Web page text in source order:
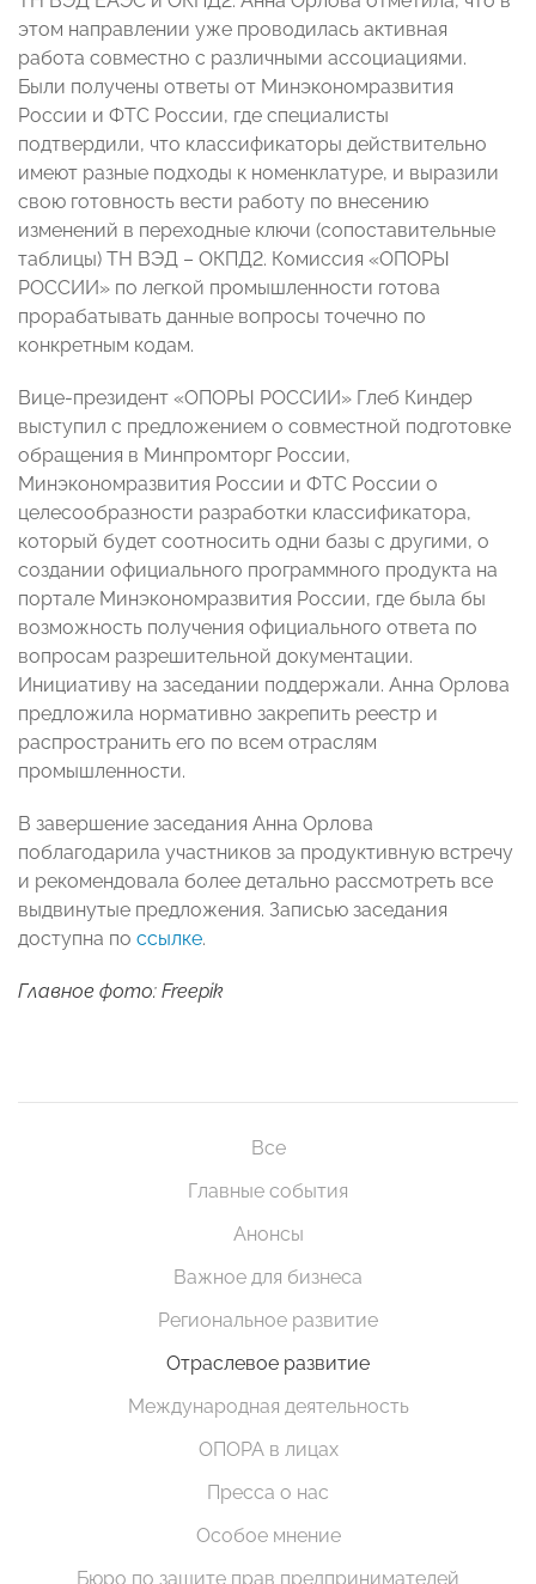
этом направлении уже проводилась активная
работа совместно с различными ассоциациями.
Были получены ответы от Минэкономразвития
России и ФТС России, где специалисты
подтвердили, что классификаторы действительно
имеют разные подходы к номенклатуре, и выразили
свою готовность вести работу по внесению
изменений в переходные ключи (сопоставительные
таблицы) ТН ВЭД – ОКПД2. Комиссия «ОПОРЫ
РОССИИ» по легкой промышленности готова
прорабатывать данные вопросы точечно по
конкретным кодам.
Вице-президент «ОПОРЫ РОССИИ» Глеб Киндер
выступил с предложением о совместной подготовке
обращения в Минпромторг России,
Минэкономразвития России и ФТС России о
целесообразности разработки классификатора,
который будет соотносить одни базы с другими, о
создании официального программного продукта на
портале Минэкономразвития России, где была бы
возможность получения официального ответа по
вопросам разрешительной документации.
Инициативу на заседании поддержали. Анна Орлова
предложила нормативно закрепить реестр и
распространить его по всем отраслям
промышленности.
В завершение заседания Анна Орлова
поблагодарила участников за продуктивную встречу
и рекомендовала более детально рассмотреть все
выдвинутые предложения. Записью заседания
доступна по ссылке.
Главное фото: Freepik
Все
Главные события
Анонсы
Важное для бизнеса
Региональное развитие
Отраслевое развитие
Международная деятельность
ОПОРА в лицах
Пресса о нас
Особое мнение
Бюро по защите прав предпринимателей